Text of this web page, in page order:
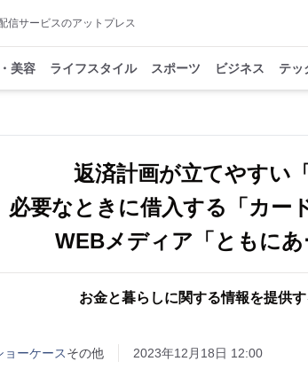
信サービスのアットプレス
美容 ライフスタイル スポーツ ビジネス テッ
返済計画が立てやすい
必要なときに借入する「カー
WEBメディア「ともに
お金と暮らしに関する情報を提供
ョーケースその他 2023年12月18日 12:00